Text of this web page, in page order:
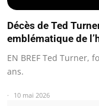
Décès de Ted
emblématique de
EN BREF Ted Turner,
ans.
10 mai 2026